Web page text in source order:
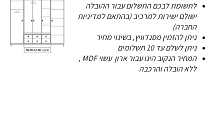
לתשומת לבכם התשלום עבור ההובלה
ישולם ישירות למרכיב (בהתאם למדיניות
החברה)
ניתן להזמין מסנדוויץ, בשינוי מחיר
ניתן לשלם עד 10 תשלומים
המחיר הנקוב הינו עבור ארון עשוי MDF ,
ללא הובלה והרכבה